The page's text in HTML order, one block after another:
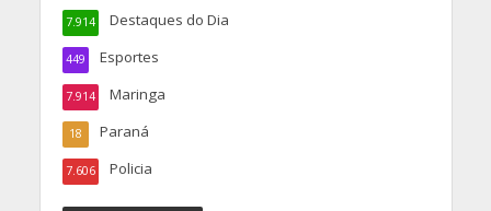
Destaques do Dia
7.914
Esportes
449
Maringa
7.914
Paraná
18
Policia
7.606